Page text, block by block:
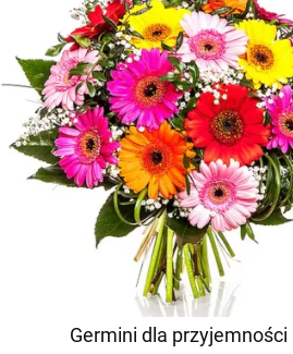
Germini dla przyjemności